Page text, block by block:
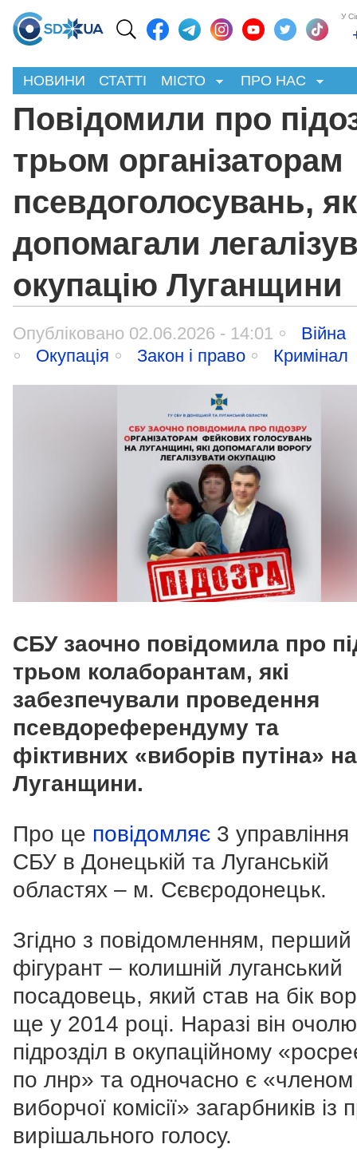
У
НОВИНИ СТАТТІ МІСТО ПРО НАС
Повідомили про
трьом організаторам
псевдоголосувань,
допомагали
окупацію Луганщини
Опубліковано 02.06.2026 - 14:01
Війна
Окупація
Закон і право Кримінал
СБУ заочно повідомила про
трьом колаборантам, які
забезпечували проведення
псевдореферендуму та
фіктивних «виборів путіна»
Луганщини.
Про це повідомляє 3
СБУ в Донецькій та Луганській
областях – м. Сєвєродонецьк .
Згідно з повідомленням, перший
фігурант – колишній луганський
посадовець, який став на бік
ще у 2014 році. Наразі він
підрозділ в окупаційному
по лнр» та одночасно є «членом
виборчої комісії» загарбників із
вирішального голосу.